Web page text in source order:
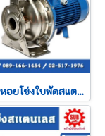
EBARA ปั๊มหอยโข่งใบพัดสแตนเลส รุ่น 3D-40-160/3.0 ไฟ 380V กำลัง 4 แรงม้า ท่อ 2.5x1.5" ปั๊มน้ำ ปั๊มหอยโข่ง ของดีราคาถูก ที่นี่เท่านั้น รับประกัน 1 ปี